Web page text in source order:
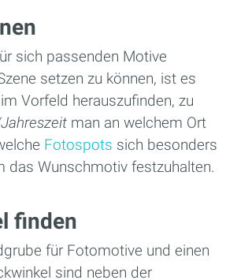
sich passenden Motive
setzen zu können, ist es
Vorfeld herauszufinden, zu
man an welchem Ort
Fotospots sich besonders
das Wunschmotiv festzuhalten.
finden
für Fotomotive und einen
sind neben der